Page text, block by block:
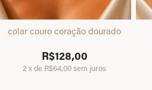
colar couro coração dourado
R$128,00
2 xde R$64,00sem juros